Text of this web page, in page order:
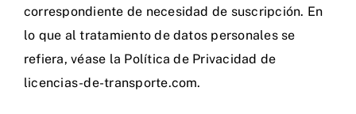
correspondiente de necesidad de suscripción. En
lo que al tratamiento de datos personales se
refiera, véase la Política de Privacidad de
licencias-de-transporte.com.